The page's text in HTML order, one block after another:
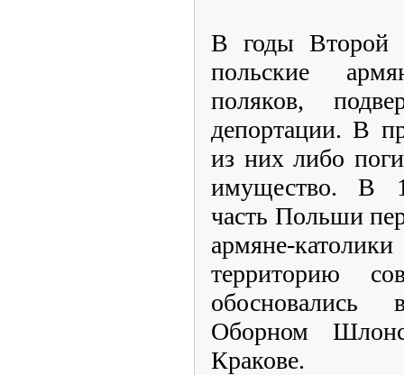
В годы Второй
польские
поляков,
депортации. В
из них либо
имущество. В
часть Польши
армяне-
территорию
Оборном
Кракове.